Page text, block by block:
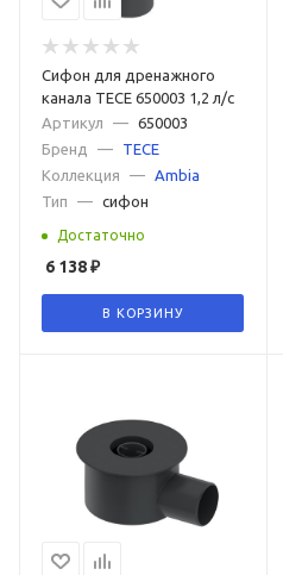
Сифон для дренажного
канала TECE 650003 1,2 л/с
Артикул
— 650003
Бренд
—
TECE
Коллекция
—
Ambia
Тип
— сифон
Достаточно
6 138₽
В КОРЗИНУ